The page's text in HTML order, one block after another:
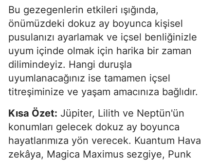
Bu gezegenlerin etkileri ışığında,
önümüzdeki dokuz ay boyunca kişisel
pusulanızı ayarlamak ve içsel benliğinizle
uyum içinde olmak için harika bir zaman
dilimindeyiz. Hangi duruşla
uyumlanacağınız ise tamamen içsel
titreşiminize ve yaşam amacınıza bağlıdır.
Kısa Özet: Jüpiter, Lilith ve Neptün'ün
konumları gelecek dokuz ay boyunca
hayatlarımıza yön verecek. Kuantum Hava
zekâya, Magica Maximus sezgiye, Punk